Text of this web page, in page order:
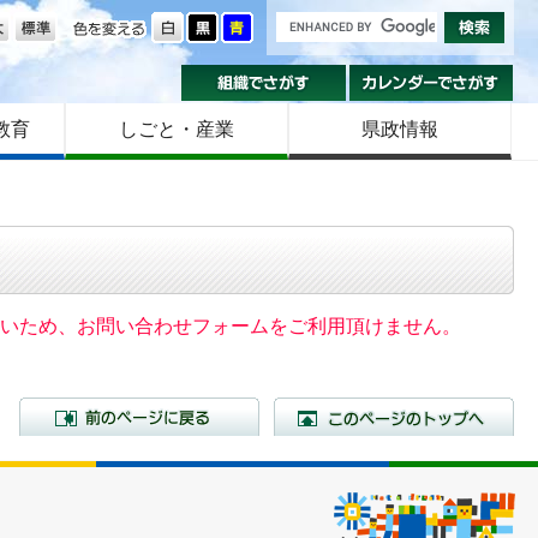
色を変える
大きさ
組織でさがす
育 しごと・産業 県政情報
ため、お問い合わせフォームをご利用頂けません。
前のページに戻る